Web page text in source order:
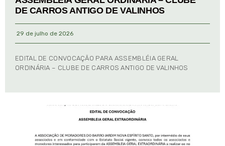
DE CARROS ANTIGO DE VALINHOS
29 de julho de 2026
EDITAL DE CONVOCAÇÃO PARA ASSEMBLÉIA GERAL
ORDINÁRIA – CLUBE DE CARROS ANTIGO DE VALINHOS